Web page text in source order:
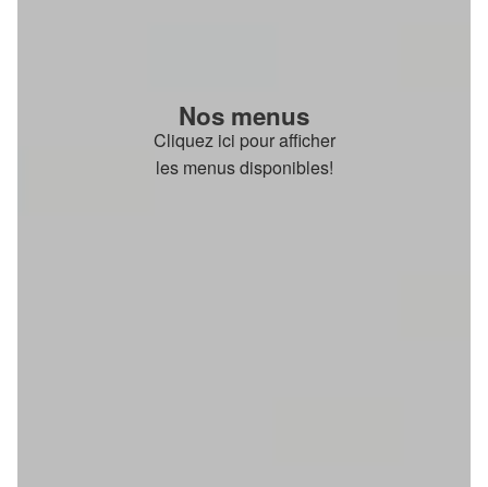
Nos menus
Cliquez ici pour afficher
les menus disponibles!